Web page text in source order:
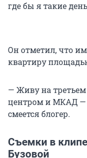
где бы я такие
Он отметил, что
квартиру
— Живу на
центром и МКАД —
смеется блогер.
Съемки в
Бузовой